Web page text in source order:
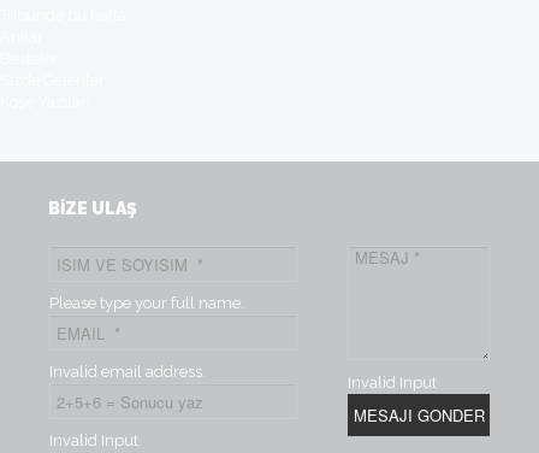
BİZE ULAŞ
Please type your full name.
Invalid email address.
Invalid Input
Invalid Input